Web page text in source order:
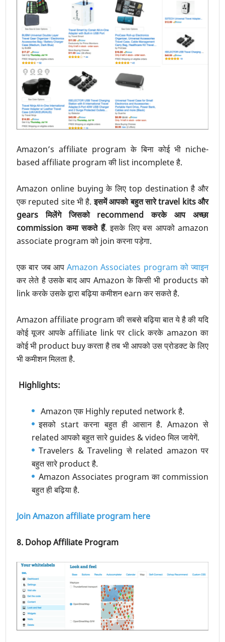
Amazon’s affiliate program के बिना कोई भी niche-
based affiliate program की list incomplete है.
Amazon online buying के लिए top destination है और
एक reputed site भी है.इसमें आपको बहुत सारे travel kits और
gears मिलेंगे जिसको recommend करके आप अच्छा
commission कमा सकते हैं. इसके लिए बस आपको amazon
associate program को join करना पड़ेगा.
एक बार जब आप Amazon Associates program को ज्वाइन
कर लेते है उसके बाद आप Amazon के किसी भी products को
link करके उसके द्वारा बढ़िया कमीशन earn कर सकते है.
Amazon affiliate program की सबसे बढ़िया बात ये है की यदि
कोई यूजर आपके affiliate link पर click करके amazon का
कोई भी product buy करता है तब भी आपको उस प्रोडक्ट के लिए
भी कमीशन मिलता है.
Highlights:
Amazon एक Highly reputed network है.
इसको start करना बहुत ही आसान है. Amazon से
related आपको बहुत सारे guides & video मिल जायेगें.
Travelers & Traveling से related amazon पर
बहुत सारे product है.
Amazon Associates program का commission
बहुत ही बढ़िया है.
Join Amazon affiliate program here
8. Dohop Affiliate Program